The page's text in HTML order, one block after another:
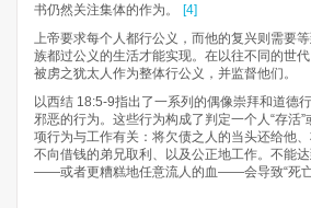
书仍然关注集体的作为。
[4]
上帝要求每个人都行公义，而他的复兴则需要
族都过公义的生活才能实现。在以往不同的世
被虏之犹太人作为整体行公义，并监督他们。
以西结 18:5-9指出了一系列的偶像崇拜和道
邪恶的行为。这些行为构成了判定一个人“存活”
项行为与工作有关：将欠债之人的当头还给他、
不向借钱的弟兄取利、以及公正地工作。不能
——或者更糟糕地任意流人的血——会导致“死亡